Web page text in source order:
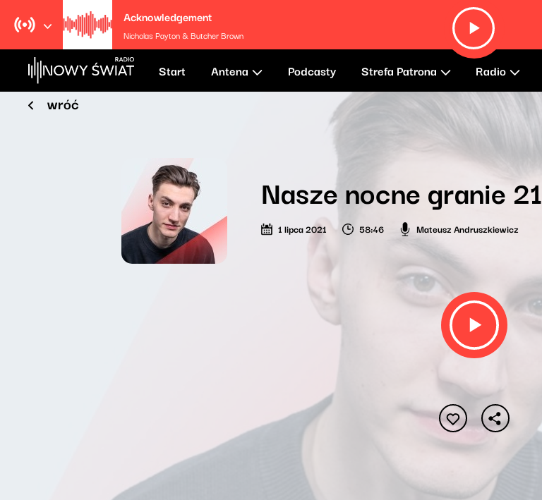
Acknowledgement
Nicholas Payton & Butcher Brown
Start Antena Podcasty Strefa Patrona Radio
wróć
Nasze nocne granie 21
1 lipca 2021 58:46 Mateusz Andruszkiewicz